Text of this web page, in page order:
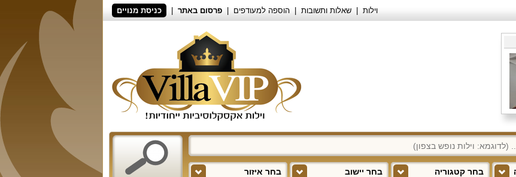
וילות שאלות ותשובות הוספה למעודפים פרסום באתר כניסת מנויים
בחר איזור בחר יישוב בחר קטגוריה